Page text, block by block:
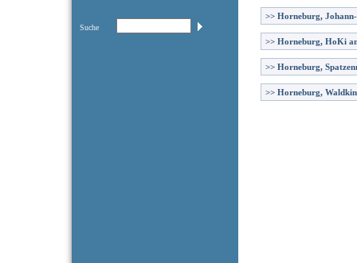
Suche
>> Horneburg,
>> Horneburg, HoKi
>> Horneburg,
>> Horneburg,